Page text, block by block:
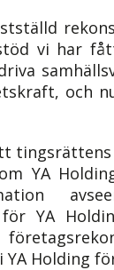
vi har
och
YA
för YA
YA Holding